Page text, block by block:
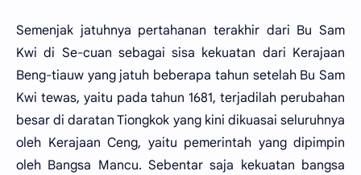
Semenjak jatuhnya pertahanan terakhir dari Bu Sam
Kwi di Se-cuan sebagai sisa kekuatan dari Kerajaan
Beng-tiauw yang jatuh beberapa tahun setelah Bu Sam
Kwi tewas, yaitu pada tahun 1681, terjadilah perubahan
besar di daratan Tiongkok yang kini dikuasai seluruhnya
oleh Kerajaan Ceng, yaitu pemerintah yang dipimpin
oleh Bangsa Mancu. Sebentar saja kekuatan bangsa